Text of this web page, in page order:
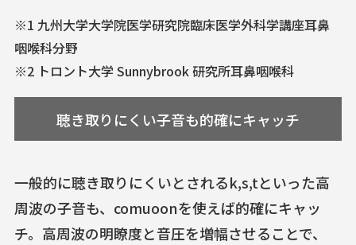
※1 九州大学大学院医学研究院臨床医学外科学講座耳鼻
咽喉科分野
※2 トロント大学 Sunnybrook 研究所耳鼻咽喉科
聴き取りにくい子音も的確にキャッチ
一般的に聴き取りにくいとされるk,s,tといった高
周波の子音も、comuoonを使えば的確にキャッ
チ。高周波の明瞭度と音圧を増幅させることで、